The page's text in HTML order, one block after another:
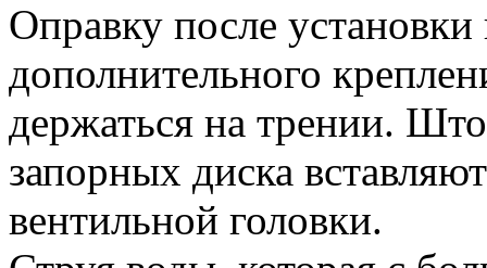
Оправку после
дополнительного
держаться на трении.
запорных диска
вентильной головки.